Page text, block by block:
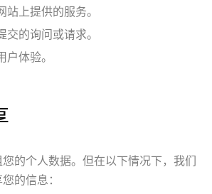
上提供的服务。
的询问或请求。
体验。
的个人数据。但在以下情况下，我们
的信息：